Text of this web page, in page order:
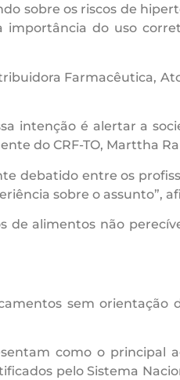
sobre os riscos de
importância do uso
Farmacêutica,
intenção é alertar a
do CRF-TO, Marttha
debatido entre os
sobre o assunto”,
de alimentos não
sem orientação
como o principal
pelo Sistema